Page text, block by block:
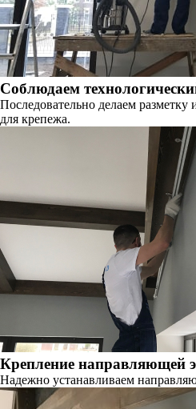
Соблюдаем
Последовательно делаем разметку
для крепежа.
Крепление направляющей
Надежно устанавливаем